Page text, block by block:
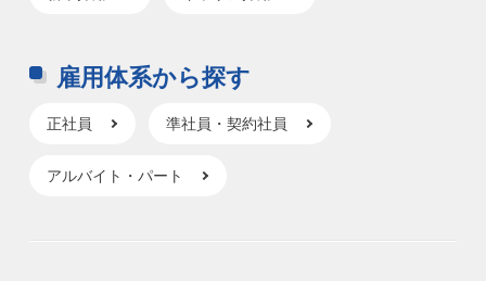
雇用体系から探す
正社員 準社員・契約社員
アルバイト・パート